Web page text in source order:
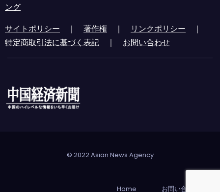
ング
サイトポリシー ｜ 著作権 ｜ リンクポリシー ｜
特定商取引法に基づく表記 ｜ お問い合わせ
© 2022 Asian News Agency
Home お問い合わせ